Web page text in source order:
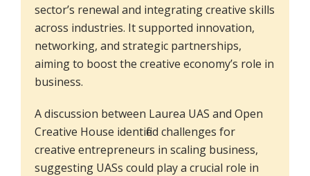
sector’s renewal and integrating creative skills
across industries. It supported innovation,
networking, and strategic partnerships,
aiming to boost the creative economy’s role in
business.
A discussion between Laurea UAS and Open
Creative House identified challenges for
creative entrepreneurs in scaling business,
suggesting UASs could play a crucial role in